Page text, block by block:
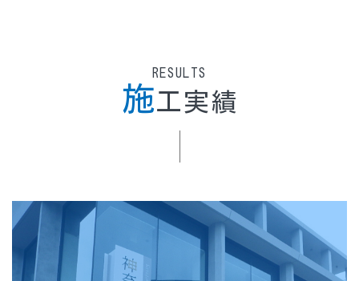
マーサィスファクション）向上を重要視した
電気設備を提供いたしております。
施工実績
RESULTS